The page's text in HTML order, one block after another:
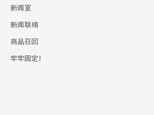
新闻室
新闻联络
商品召回
牢牢固定！